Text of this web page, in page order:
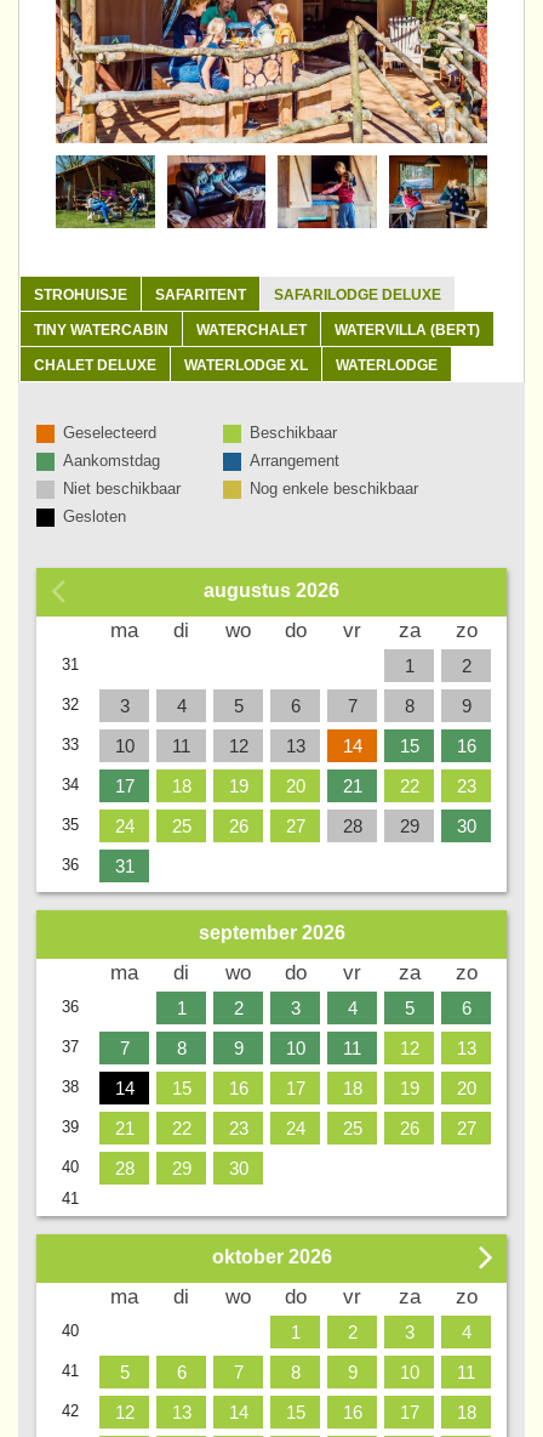
STROHUISJE SAFARITENT SAFARILODGE DELUXE
TINY WATERCABIN WATERCHALET WATERVILLA (BERT)
CHALET DELUXE WATERLODGE XL WATERLODGE
Geselecteerd
Beschikbaar
Aankomstdag
Arrangement
Niet beschikbaar
Nog enkele beschikbaar
Gesloten
augustus 2026
ma di wo do vr za zo
31 1 2
32 3 4 5 6 7 8 9
33 10 11 12 13 14 15 16
34 17 18 19 20 21 22 23
35 24 25 26 27 28 29 30
36 31
september 2026
ma di wo do vr za zo
36 1 2 3 4 5 6
37 7 8 9 10 11 12 13
38 14 15 16 17 18 19 20
39 21 22 23 24 25 26 27
40 28 29 30
41
oktober 2026
ma di wo do vr za zo
40 1 2 3 4
41 5 6 7 8 9 10 11
42 12 13 14 15 16 17 18